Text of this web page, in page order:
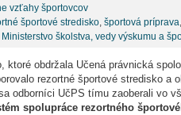
vzťahy športovcov
športové stredisko, športová príprava
Ministerstvo školstva, vedy výskumu a
ktoré obdržala Učená právnická
rezortné športové stredisko a
odborníci UčPS tímu zaoberali vo
spolupráce rezortného